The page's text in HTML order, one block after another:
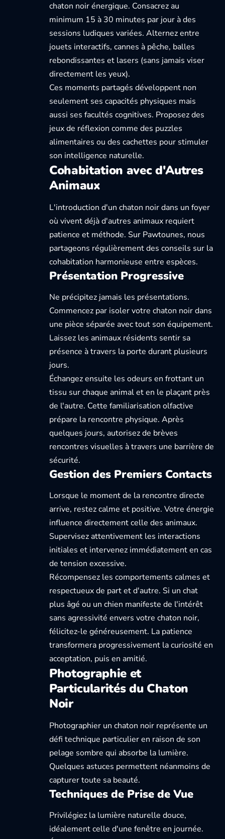
chaton noir énergique. Consacrez au
minimum 15 à 30 minutes par jour à des
sessions ludiques variées. Alternez entre
jouets interactifs, cannes à pêche, balles
rebondissantes et lasers (sans jamais viser
directement les yeux).
Ces moments partagés développent non
seulement ses capacités physiques mais
aussi ses facultés cognitives. Proposez des
jeux de réflexion comme des puzzles
alimentaires ou des cachettes pour stimuler
son intelligence naturelle.
Cohabitation avec d'Autres
Animaux
L'introduction d'un chaton noir dans un foyer
où vivent déjà d'autres animaux requiert
patience et méthode. Sur Pawtounes, nous
partageons régulièrement des conseils sur la
cohabitation harmonieuse entre espèces.
Présentation Progressive
Ne précipitez jamais les présentations.
Commencez par isoler votre chaton noir dans
une pièce séparée avec tout son équipement.
Laissez les animaux résidents sentir sa
présence à travers la porte durant plusieurs
jours.
Échangez ensuite les odeurs en frottant un
tissu sur chaque animal et en le plaçant près
de l'autre. Cette familiarisation olfactive
prépare la rencontre physique. Après
quelques jours, autorisez de brèves
rencontres visuelles à travers une barrière de
sécurité.
Gestion des Premiers Contacts
Lorsque le moment de la rencontre directe
arrive, restez calme et positive. Votre énergie
influence directement celle des animaux.
Supervisez attentivement les interactions
initiales et intervenez immédiatement en cas
de tension excessive.
Récompensez les comportements calmes et
respectueux de part et d'autre. Si un chat
plus âgé ou un chien manifeste de l'intérêt
sans agressivité envers votre chaton noir,
félicitez-le généreusement. La patience
transformera progressivement la curiosité en
acceptation, puis en amitié.
Photographie et
Particularités du Chaton
Noir
Photographier un chaton noir représente un
défi technique particulier en raison de son
pelage sombre qui absorbe la lumière.
Quelques astuces permettent néanmoins de
capturer toute sa beauté.
Techniques de Prise de Vue
Privilégiez la lumière naturelle douce,
idéalement celle d'une fenêtre en journée.